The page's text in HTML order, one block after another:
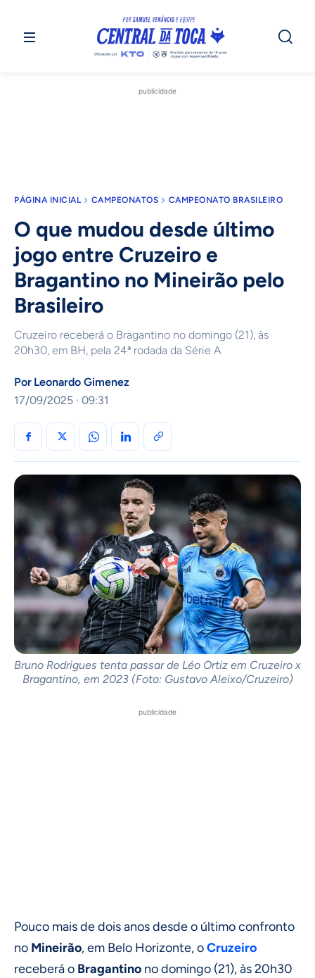
publicidade
PÁGINA INICIAL CAMPEONATOS CAMPEONATO BRASILEIRO
O que mudou desde último
jogo entre Cruzeiro e
Bragantino no Mineirão pelo
Brasileiro
Cruzeiro receberá o Bragantino no domingo (21), às
20h30, em BH, pela 24ª rodada da Série A
Por Leonardo Gimenez
17/09/2025 · 09:31
Bruno Rodrigues tenta passar de Léo Ortiz em Cruzeiro x
Bragantino, em 2023 (Foto: Gustavo Aleixo/Cruzeiro)
publicidade
Pouco mais de dois anos desde o último confronto
no Mineirão, em Belo Horizonte, oCruzeiro
receberá o Bragantino no domingo (21), às 20h30